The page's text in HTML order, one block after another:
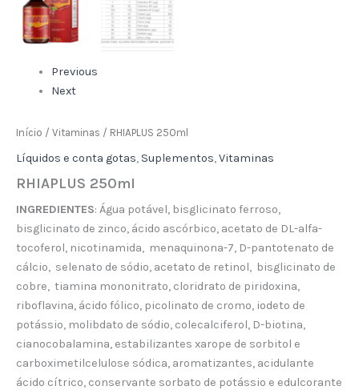
Previous
Next
Início / Vitaminas / RHIAPLUS 250ml
Líquidos e conta gotas, Suplementos,Vitaminas
RHIAPLUS 250ml
INGREDIENTES: Água potável, bisglicinato ferroso,
bisglicinato de zinco, ácido ascórbico, acetato de DL-alfa-
tocoferol, nicotinamida, menaquinona-7, D-pantotenato de
cálcio, selenato de sódio, acetato de retinol, bisglicinato de
cobre, tiamina mononitrato, cloridrato de piridoxina,
riboflavina, ácido fólico, picolinato de cromo, iodeto de
potássio, molibdato de sódio, colecalciferol, D-biotina,
cianocobalamina, estabilizantes xarope de sorbitol e
carboximetilcelulose sódica, aromatizantes, acidulante
ácido cítrico, conservante sorbato de potássio e edulcorante